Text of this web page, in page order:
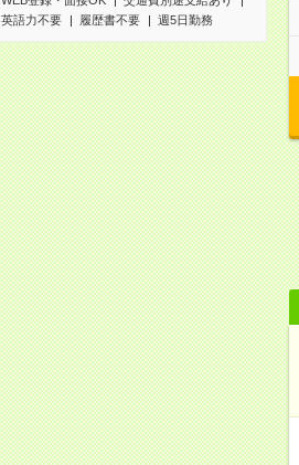
英語力不要
履歴書不要 週5日勤務